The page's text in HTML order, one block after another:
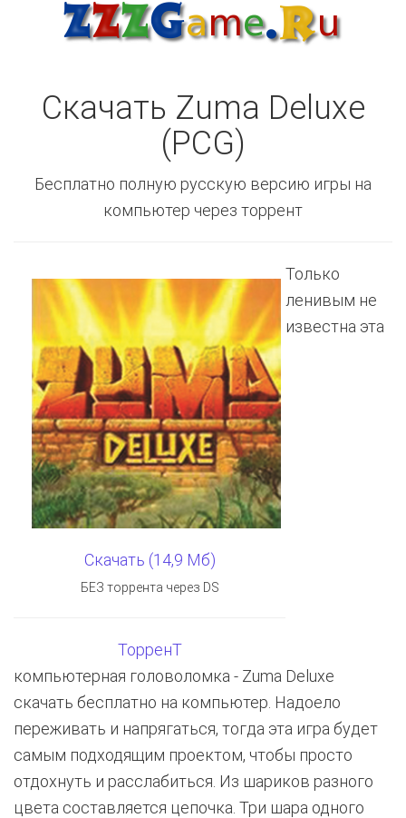
Скачать Zuma Deluxe
(PCG)
Бесплатно полную русскую версию игры на
компьютер через торрент
Скачать (14,9 Мб)
БЕЗ торрента через DS
ТорренТ
Только
ленивым не
известна эта
компьютерная головоломка - Zuma Deluxe
скачать бесплатно на компьютер. Надоело
переживать и напрягаться, тогда эта игра будет
самым подходящим проектом, чтобы просто
отдохнуть и расслабиться. Из шариков разного
цвета составляется цепочка. Три шара одного